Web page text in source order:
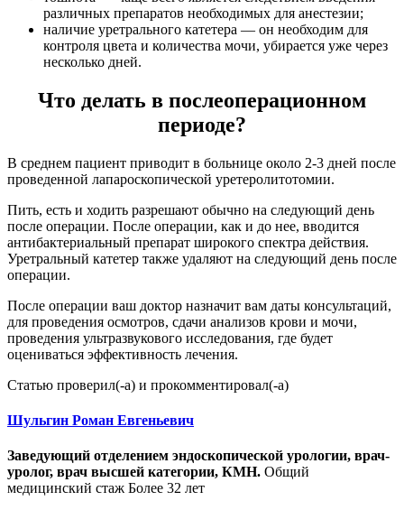
различных препаратов необходимых для анестезии;
наличие уретрального катетера — он необходим для
контроля цвета и количества мочи, убирается уже через
несколько дней.
Что делать в послеоперационном
периоде?
В среднем пациент приводит в больнице около 2-3 дней после
проведенной лапароскопической уретеролитотомии.
Пить, есть и ходить разрешают обычно на следующий день
после операции. После операции, как и до нее, вводится
антибактериальный препарат широкого спектра действия.
Уретральный катетер также удаляют на следующий день после
операции.
После операции ваш доктор назначит вам даты консультаций,
для проведения осмотров, сдачи анализов крови и мочи,
проведения ультразвукового исследования, где будет
оцениваться эффективность лечения.
Статью проверил(-а) и прокомментировал(-а)
Шульгин Роман Евгеньевич
Заведующий отделением эндоскопической урологии, врач-
уролог, врач высшей категории, КМН. Общий
медицинский стаж Более 32 лет